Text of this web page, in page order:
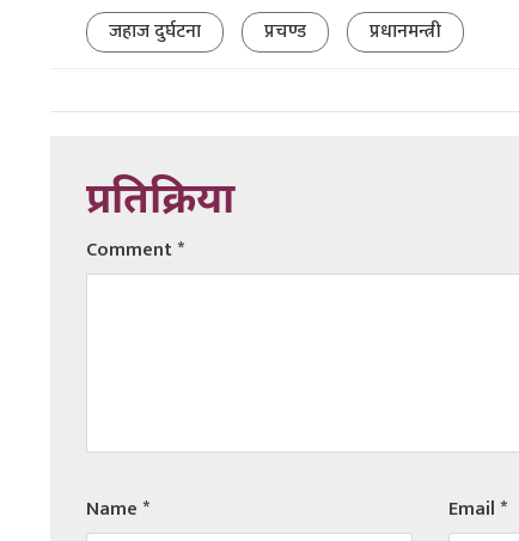
जहाज दुर्घटना
प्रचण्ड प्रधानमन्त्री
प्रतिक्रिया
Comment*
Name* Email*